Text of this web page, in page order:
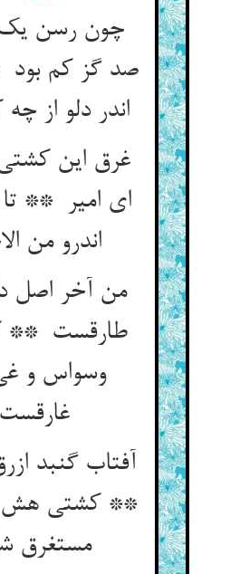
چون رسن یک
صد گز کم
غرق این کشتی
ای امیر ** تا
اندرو من الاخیر
من آخر اصل
طارقست **
وسواس و
غارقست
آفتاب گنبد
** کشتی هش
مستغرق شود